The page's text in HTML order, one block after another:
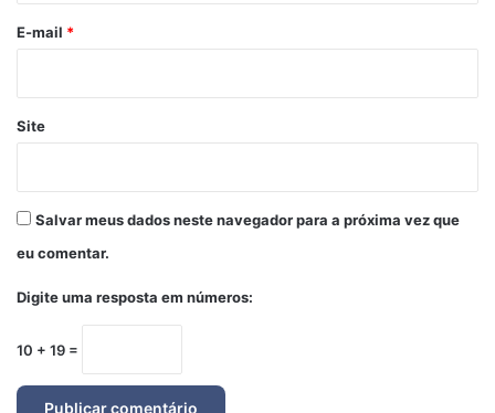
*
E-mail *
Site
Salvar meus dados neste navegador para a próxima vez que
eu comentar.
Digite uma resposta em números:
10 + 19 =